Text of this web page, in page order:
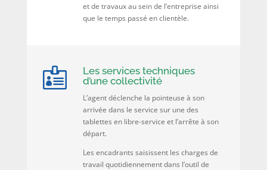
et de travaux au sein de l’entreprise ainsi
que le temps passé en clientèle.

Les services techniques
d’une collectivité
L’agent déclenche la pointeuse à son
arrivée dans le service sur une des
tablettes en libre-service et l’arrête à son
départ.
Les encadrants saisissent les charges de
travail quotidiennement dans l’outil de